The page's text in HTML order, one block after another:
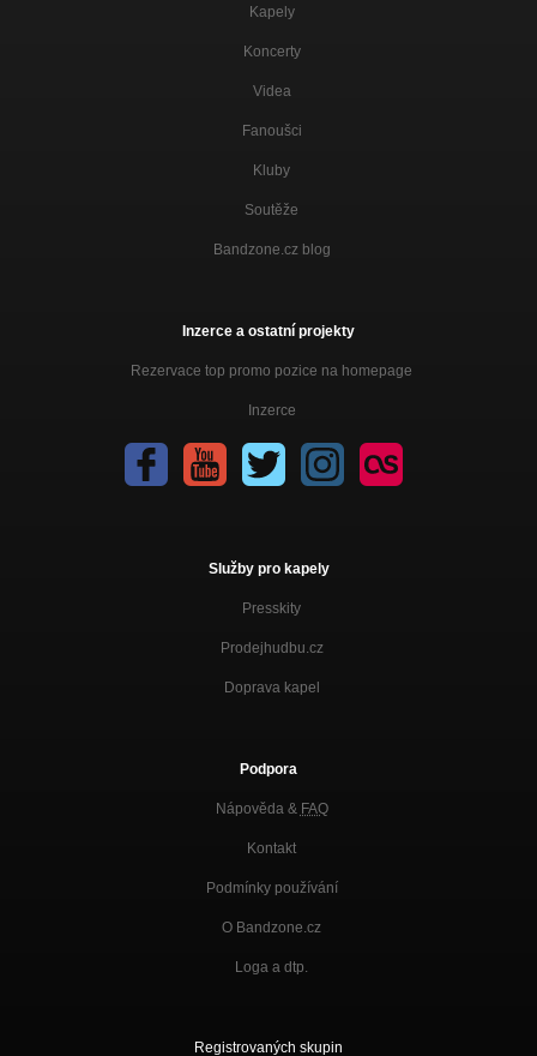
Kapely
Koncerty
Videa
Fanoušci
Kluby
Soutěže
Bandzone.cz blog
Inzerce a ostatní projekty
Rezervace top promo pozice na homepage
Inzerce
Služby pro kapely
Presskity
Prodejhudbu.cz
Doprava kapel
Podpora
Nápověda & FAQ
Kontakt
Podmínky používání
O Bandzone.cz
Loga a dtp.
Registrovaných skupin